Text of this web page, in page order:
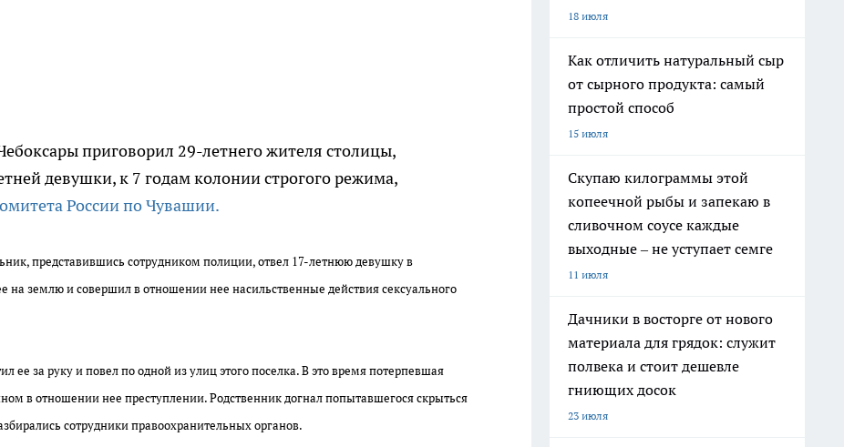
приговорил 29-летнего жителя столицы,
девушки, к 7 годам колонии строгого режима,
России по Чувашии.
представившись сотрудником полиции, отвел 17-летнюю девушку в
на землю и совершил в отношении нее насильственные действия сексуального
ее за руку и повел по одной из улиц этого поселка. В это время потерпевшая
в отношении нее преступлении. Родственник догнал попытавшегося скрыться
сотрудники правоохранительных органов.
18 июля
Как отличить натуральный сыр
от сырного продукта: самый
простой способ
15 июля
Скупаю килограммы этой
копеечной рыбы и запекаю в
сливочном соусе каждые
выходные – не уступает семге
11 июля
Дачники в восторге от нового
материала для грядок: служит
полвека и стоит дешевле
гниющих досок
23 июля